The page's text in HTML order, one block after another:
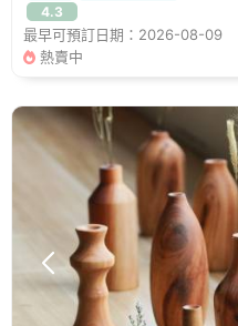
4.3
最早可預訂日期：2026-08-09
熱賣中